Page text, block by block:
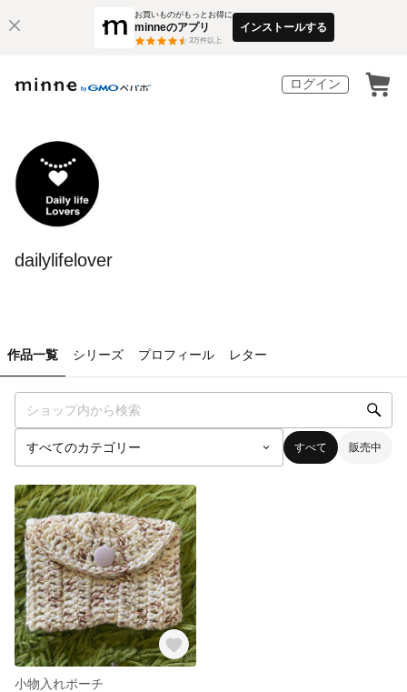
お買いものがもっとお得に
minneのアプリ
3万件以上
インストールする
ログイン
dailylifelover
作品一覧 シリーズ プロフィール レター
すべて 販売中
小物入れポーチ